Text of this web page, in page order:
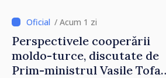
Reuniune la Moghiliov-
Podolsk
/ Acum 1 zi
Perspectivele cooperării
moldo-turce, discutate de
Prim-ministrul Vasile Tofan